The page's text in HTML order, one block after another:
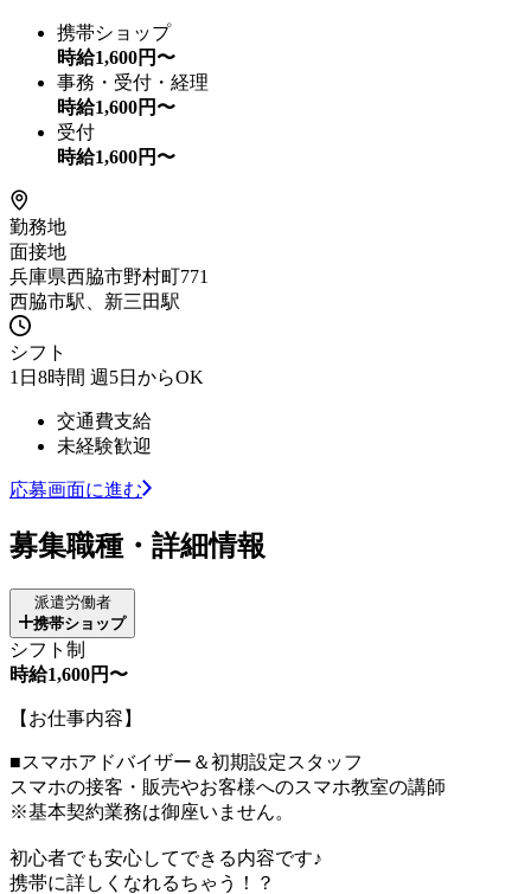
携帯ショップ
時給1,600円〜
事務・受付・経理
時給1,600円〜
受付
時給1,600円〜
勤務地
面接地
兵庫県西脇市野村町771
西脇市駅、新三田駅
シフト
1日8時間 週5日からOK
交通費支給
未経験歓迎
応募画面に進む
募集職種・詳細情報
派遣労働者
携帯ショップ
シフト制
時給1,600円〜
【お仕事内容】
■スマホアドバイザー＆初期設定スタッフ
スマホの接客・販売やお客様へのスマホ教室の講師
※基本契約業務は御座いません。
初心者でも安心してできる内容です♪
携帯に詳しくなれるちゃう！？